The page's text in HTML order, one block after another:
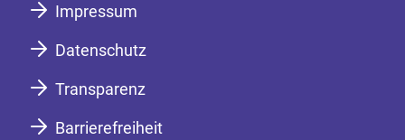
Impressum
Datenschutz
Transparenz
Barrierefreiheit